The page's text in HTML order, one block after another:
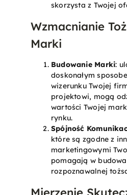
skorzysta z Twojej
Wzmacnianie
Marki
Budowanie Marki:
doskonałym
wizerunku Twojej
projektowi, mogą
wartości Twojej
rynku.
Spójność
które są zgodne z
marketingowymi
pomagają w
rozpoznawalnej